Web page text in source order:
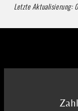
Letzte Aktualisierung: